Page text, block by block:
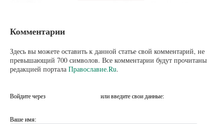
Комментарии
Здесь вы можете оставить к данной статье свой комментарий, не
превышающий 700 символов. Все комментарии будут прочитаны
редакцией портала Православие.Ru.
Войдите через или введите свои данные:
Ваше имя: